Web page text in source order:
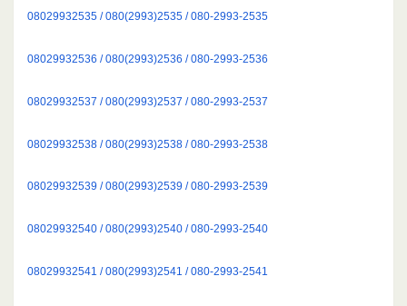
08029932535 / 080(2993)2535 / 080-2993-2535
08029932536 / 080(2993)2536 / 080-2993-2536
08029932537 / 080(2993)2537 / 080-2993-2537
08029932538 / 080(2993)2538 / 080-2993-2538
08029932539 / 080(2993)2539 / 080-2993-2539
08029932540 / 080(2993)2540 / 080-2993-2540
08029932541 / 080(2993)2541 / 080-2993-2541